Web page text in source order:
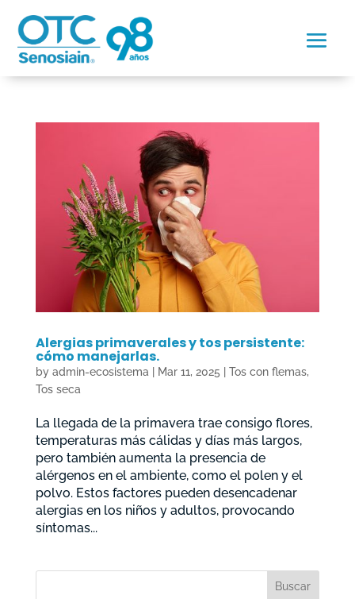
Alergias primaverales y tos persistente:
cómo manejarlas.
by admin-ecosistema Mar 11, 2025 Tos con flemas,
Tos seca
La llegada de la primavera trae consigo flores,
temperaturas más cálidas y días más largos,
pero también aumenta la presencia de
alérgenos en el ambiente, como el polen y el
polvo. Estos factores pueden desencadenar
alergias en los niños y adultos, provocando
síntomas...